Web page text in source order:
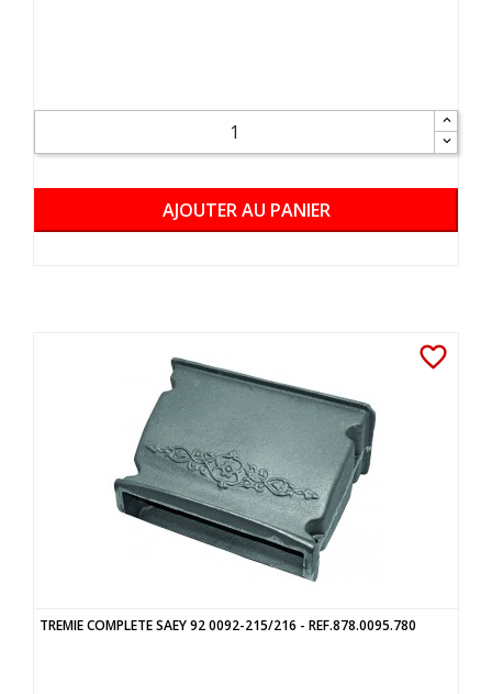
AJOUTER AU PANIER
TREMIE COMPLETE SAEY 92 0092-215/216 - REF.878.0095.780
favorite_border